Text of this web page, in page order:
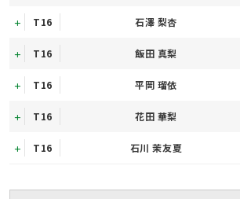
T16 石澤 梨杏
T16 飯田 真梨
T16 平岡 瑠依
T16 花田 華梨
T16 石川 茉友夏